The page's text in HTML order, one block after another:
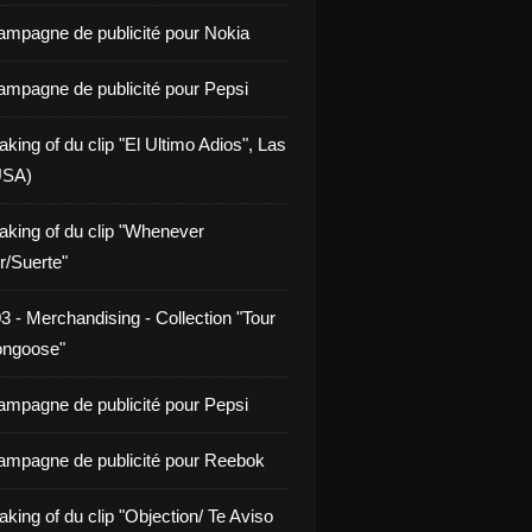
de publicité pour Nokia
de publicité pour Pepsi
of du clip "El Ultimo Adios", Las
of du clip "Whenever
Suerte"
- Merchandising - Collection "Tour
de publicité pour Pepsi
de publicité pour Reebok
of du clip "Objection/ Te Aviso